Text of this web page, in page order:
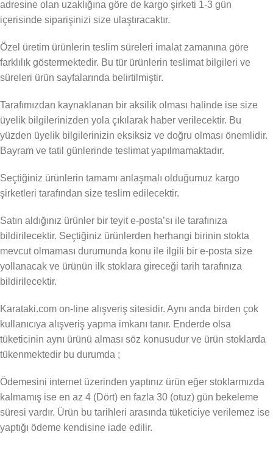
adresine olan uzaklığına göre de kargo şirketi 1-3 gün
içerisinde siparişinizi size ulaştıracaktır.
Özel üretim ürünlerin teslim süreleri imalat zamanına göre
farklılık göstermektedir. Bu tür ürünlerin teslimat bilgileri ve
süreleri ürün sayfalarında belirtilmiştir.
Tarafımızdan kaynaklanan bir aksilik olması halinde ise size
üyelik bilgilerinizden yola çıkılarak haber verilecektir. Bu
yüzden üyelik bilgilerinizin eksiksiz ve doğru olması önemlidir.
Bayram ve tatil günlerinde teslimat yapılmamaktadır.
Seçtiğiniz ürünlerin tamamı anlaşmalı olduğumuz kargo
şirketleri tarafından size teslim edilecektir.
Satın aldığınız ürünler bir teyit e-posta’sı ile tarafınıza
bildirilecektir. Seçtiğiniz ürünlerden herhangi birinin stokta
mevcut olmaması durumunda konu ile ilgili bir e-posta size
yollanacak ve ürünün ilk stoklara gireceği tarih tarafınıza
bildirilecektir.
Karataki.com on-line alışveriş sitesidir. Aynı anda birden çok
kullanıcıya alışveriş yapma imkanı tanır. Enderde olsa
tüketicinin aynı ürünü alması söz konusudur ve ürün stoklarda
tükenmektedir bu durumda ;
Ödemesini internet üzerinden yaptınız ürün eğer stoklarmızda
kalmamış ise en az 4 (Dört) en fazla 30 (otuz) gün bekeleme
süresi vardır. Ürün bu tarihleri arasında tüketiciye verilemez ise
yaptığı ödeme kendisine iade edilir.